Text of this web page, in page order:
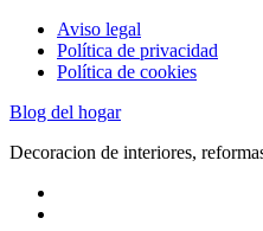
Aviso legal
Política de privacidad
Política de cookies
Blog del hogar
Decoracion de interiores,